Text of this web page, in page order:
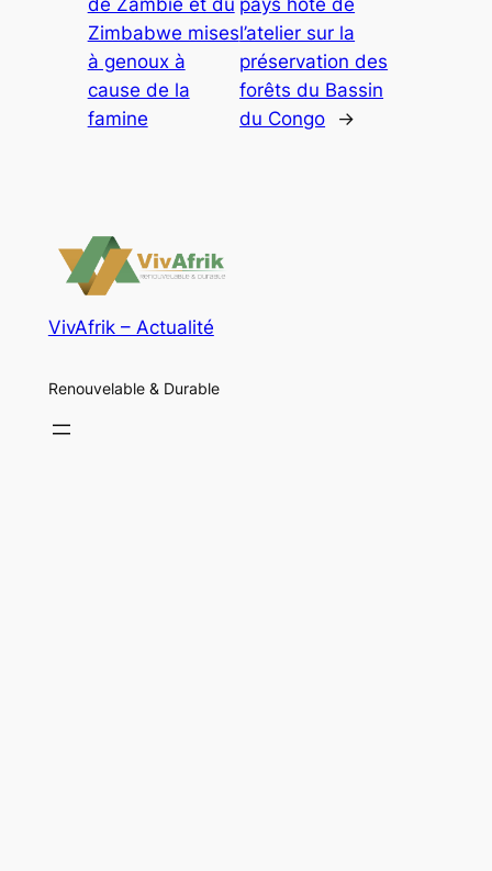
de Zambie et du
Zimbabwe mises
à genoux à
cause de la
famine
pays hôte de
l’atelier sur la
préservation des
forêts du Bassin
du Congo
→
VivAfrik – Actualité
Renouvelable & Durable